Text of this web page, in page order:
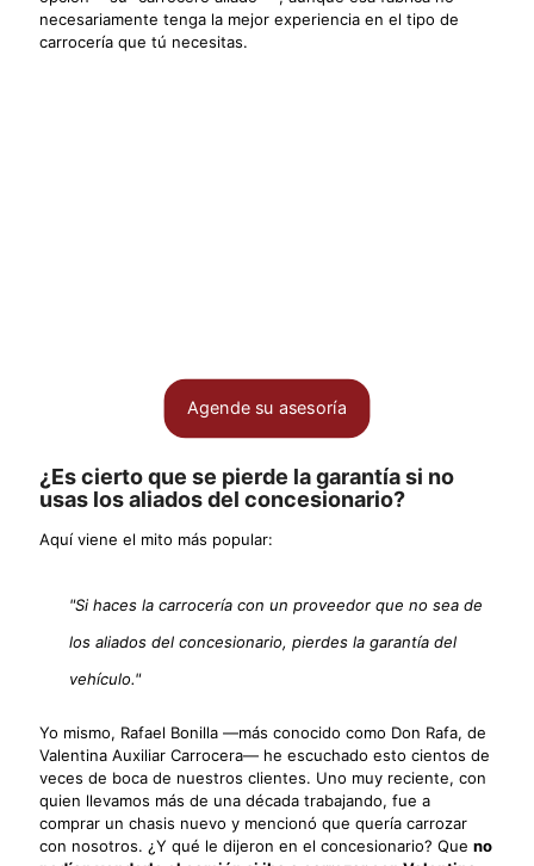
necesariamente tenga la mejor experiencia en el tipo de
carrocería que tú necesitas.
Agende su asesoría
¿Es cierto que se pierde la garantía si no
usas los aliados del concesionario?
Aquí viene el mito más popular:
"Si haces la carrocería con un proveedor que no sea de
los aliados del concesionario, pierdes la garantía del
vehículo."
Yo mismo, Rafael Bonilla —más conocido como Don Rafa, de
Valentina Auxiliar Carrocera— he escuchado esto cientos de
veces de boca de nuestros clientes. Uno muy reciente, con
quien llevamos más de una década trabajando, fue a
comprar un chasis nuevo y mencionó que quería carrozar
con nosotros. ¿Y qué le dijeron en el concesionario? Que no